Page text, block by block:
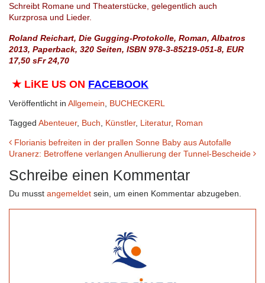
Schreibt Romane und Theaterstücke, gelegentlich auch
Kurzprosa und Lieder.
Roland Reichart, Die Gugging-Protokolle, Roman, Albatros
2013, Paperback, 320 Seiten, ISBN 978-3-85219-051-8, EUR
17,50 sFr 24,70
★ LiKE US ON FACEBOOK
Veröffentlicht in Allgemein BUCHECKERL
Tagged Abenteuer, Buch Künstler, Literatur, Roman
Beitrags-
Navigation
Florianis befreiten in der prallen Sonne Baby aus Autofalle
Uranerz: Betroffene verlangen Anullierung der Tunnel-Bescheide
Schreibe einen Kommentar
Du musst angemeldet sein, um einen Kommentar abzugeben.